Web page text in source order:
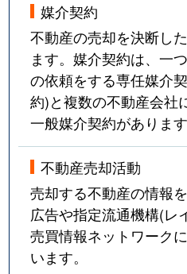
媒介契約
不動産の売却を決断し
ます。媒介契約は、一
の依頼をする専任媒介
約)と複数の不動産会社
一般媒介契約があります
不動産売却活動
売却する不動産の情報
広告や指定流通機構(レ
売買情報ネットワーク
います。